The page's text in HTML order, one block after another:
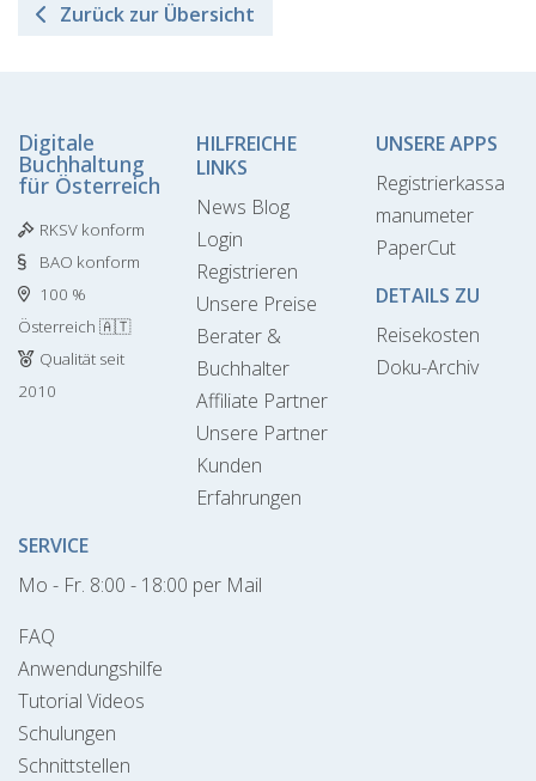
Zurück zur Übersicht
Digitale
Buchhaltung
für Österreich
RKSV konform
BAO konform
100 %
Österreich 🇦🇹
Qualität seit
2010
HILFREICHE
LINKS
News Blog
Login
Registrieren
Unsere Preise
Berater &
Buchhalter
Affiliate Partner
Unsere Partner
Kunden
Erfahrungen
UNSERE APPS
Registrierkassa
manumeter
PaperCut
DETAILS ZU
Reisekosten
Doku-Archiv
SERVICE
Mo - Fr. 8:00 - 18:00 per Mail
FAQ
Anwendungshilfe
Tutorial Videos
Schulungen
Schnittstellen